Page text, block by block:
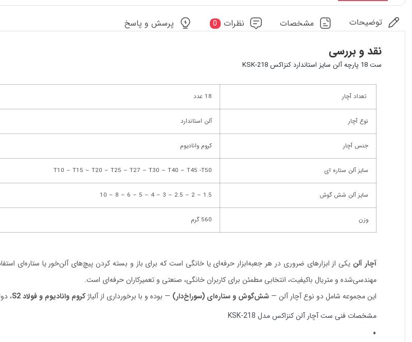
توضیحات مشخصات نظرات 0 پرسش و پاسخ
نقد و بررسی
ست 18 پارچه آلن سایز استاندارد کنزاکس KSK-218
تعداد آچار 18 عدد
نوع آچار آلن استاندارد
جنس آچار کروم وانادیوم
سایز آلن ستاره ای T10 – T15 – T20 – T25 – T27 – T30 – T40 – T45 -T50
سایز آلن شش گوش 1.5 – 2 – 2.5 – 3 – 4 – 5 – 6 – 8 – 10
وزن 560 گرم
آچار آلن یکی از ابزارهای ضروری در هر جعبه‌ابزار حرفه‌ای یا خانگی است که برای باز و بسته کردن پیچ‌های آلن‌خور یا ستاره‌ای استفاده می‌شود. مجموعه‌ی
مهندسی‌شده و متریال باکیفیت، انتخابی مطمئن برای کاربران خانگی، صنعتی و تعمیرکاران حرفه‌ای است.
این مجموعه شامل دو نوع آچار آلن —شش‌گوش و ستاره‌ای (سوراخ‌دار) — بوده و با برخورداری از آلیاژکروم وانادیوم و فولاد S2
،
مشخصات فنی ست آچار آلن کنزاکس مدل KSK-218